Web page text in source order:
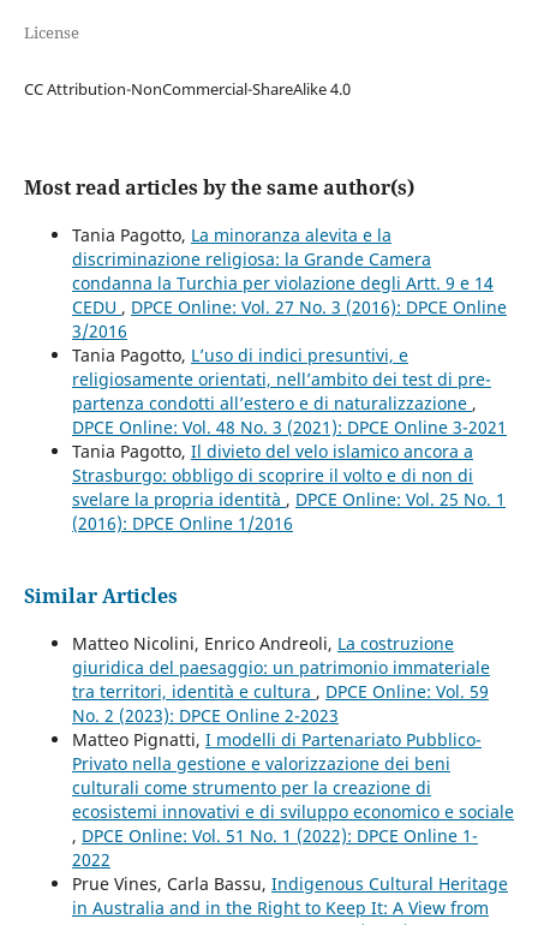
License
CC Attribution-NonCommercial-ShareAlike 4.0
Most read articles by the same author(s)
Tania Pagotto, La minoranza alevita e la
discriminazione religiosa: la Grande Camera
condanna la Turchia per violazione degli Artt. 9 e 14
CEDU , DPCE Online: Vol. 27 No. 3 (2016): DPCE Online
3/2016
Tania Pagotto, L’uso di indici presuntivi, e
religiosamente orientati, nell’ambito dei test di pre-
partenza condotti all’estero e di naturalizzazione ,
DPCE Online: Vol. 48 No. 3 (2021): DPCE Online 3-2021
Tania Pagotto, Il divieto del velo islamico ancora a
Strasburgo: obbligo di scoprire il volto e di non di
svelare la propria identità , DPCE Online: Vol. 25 No. 1
(2016): DPCE Online 1/2016
Similar Articles
Matteo Nicolini, Enrico Andreoli, La costruzione
giuridica del paesaggio: un patrimonio immateriale
tra territori, identità e cultura , DPCE Online: Vol. 59
No. 2 (2023): DPCE Online 2-2023
Matteo Pignatti, I modelli di Partenariato Pubblico-
Privato nella gestione e valorizzazione dei beni
culturali come strumento per la creazione di
ecosistemi innovativi e di sviluppo economico e sociale
, DPCE Online: Vol. 51 No. 1 (2022): DPCE Online 1-
2022
Prue Vines, Carla Bassu, Indigenous Cultural Heritage
in Australia and in the Right to Keep It: A View from